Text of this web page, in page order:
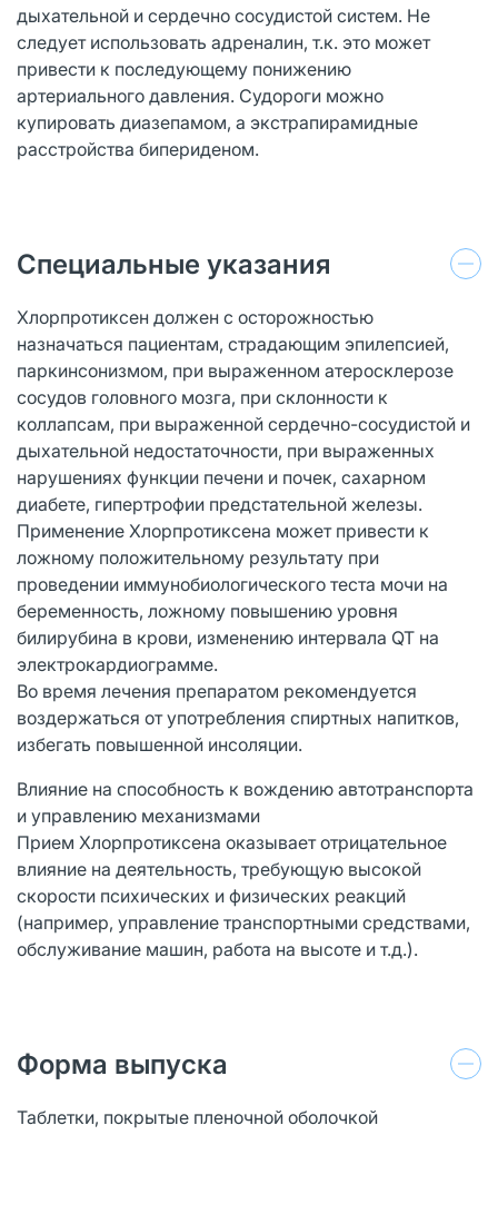
дыхательной и сердечно сосудистой систем. Не
следует использовать адреналин, т.к. это может
привести к последующему понижению
артериального давления. Судороги можно
купировать диазепамом, а экстрапирамидные
расстройства бипериденом.
Специальные указания
Хлорпротиксен должен с осторожностью
назначаться пациентам, страдающим эпилепсией,
паркинсонизмом, при выраженном атеросклерозе
сосудов головного мозга, при склонности к
коллапсам, при выраженной сердечно-сосудистой и
дыхательной недостаточности, при выраженных
нарушениях функции печени и почек, сахарном
диабете, гипертрофии предстательной железы.
Применение Хлорпротиксена может привести к
ложному положительному результату при
проведении иммунобиологического теста мочи на
беременность, ложному повышению уровня
билирубина в крови, изменению интервала QT на
электрокардиограмме.
Во время лечения препаратом рекомендуется
воздержаться от употребления спиртных напитков,
избегать повышенной инсоляции.
Влияние на способность к вождению автотранспорта
и управлению механизмами
Прием Хлорпротиксена оказывает отрицательное
влияние на деятельность, требующую высокой
скорости психических и физических реакций
(например, управление транспортными средствами,
обслуживание машин, работа на высоте и т.д.).
Форма выпуска
Таблетки, покрытые пленочной оболочкой